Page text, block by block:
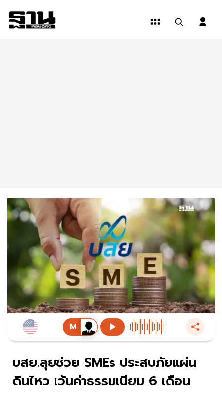
บสย.ลุยช่วย SMEs ประสบภัยแผ่น
ดินไหว เว้นค่าธรรมเนียม 6 เดือน